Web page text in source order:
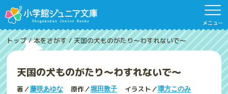
メニュー
トップ /本をさがす /天国の犬ものがたり～わすれないで～
天国の犬ものがたり～わすれないで～
著／藤咲あゆな 原作／堀田敦子 イラスト／環方このみ